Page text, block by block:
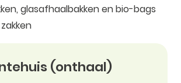
glasafhaalbakken en bio-bags
(onthaal)